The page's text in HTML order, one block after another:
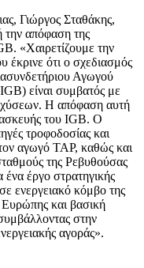
Γιώργος Σταθάκης,
απόφαση της
«Χαιρετίζουμε την
ότι ο σχεδιασμός
Αγωγού
είναι συμβατός με
Η απόφαση αυτή
του IGB. Ο
τροφοδοσίας και
αγωγό TAP, καθώς και
της Ρεβυθούσας
ένα έργο στρατηγικής
ενεργειακό κόμβο της
Ευρώπης και βασική
στην
αγοράς».